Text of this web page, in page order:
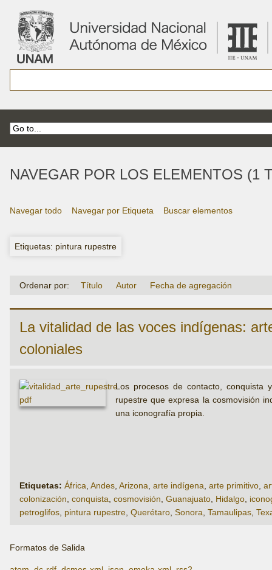
NAVEGAR POR LOS ELEMENTOS (1
Navegar todo Navegar por Etiqueta Buscar elementos
Etiquetas: pintura rupestre
Ordenar por: Título Autor Fecha de agregación
La vitalidad de las voces indígenas:
coloniales
Los procesos de contacto, conquista
rupestre que expresa la cosmovisión
una iconografía propia.
Etiquetas: África Andes Arizona arte indígena arte primitivo
colonización conquista cosmovisión Guanajuato Hidalgo
petroglifos pintura rupestre Querétaro Sonora Tamaulipas
Formatos de Salida